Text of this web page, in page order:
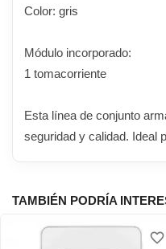
Color: gris
Módulo incorporado:
1 tomacorriente
Esta línea de conjunto
seguridad y calidad. Ideal
TAMBIÉN PODRÍA
favorite_border